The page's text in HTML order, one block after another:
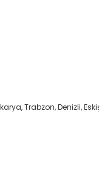
Trabzon, Denizli,